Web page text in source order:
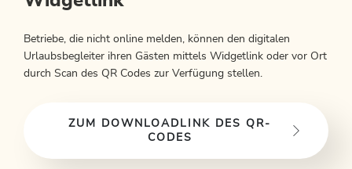
Betriebe, die nicht online melden, können den digitalen
Urlaubsbegleiter ihren Gästen mittels Widgetlink oder vor Ort
durch Scan des QR Codes zur Verfügung stellen.
ZUM DOWNLOADLINK DES QR-
CODES